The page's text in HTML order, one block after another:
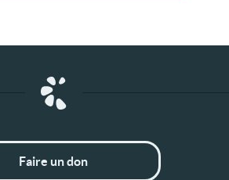
Faire un don